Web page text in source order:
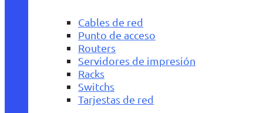
Cables de red
Punto de acceso
Routers
Servidores de impresión
Racks
Switchs
Tarjestas de red